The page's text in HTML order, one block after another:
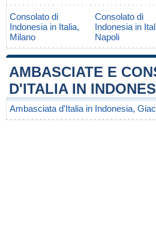
Consolato di
Indonesia in Italia,
Milano
Consolato di
Indonesia in
Napoli
AMBASCIATE E
D'ITALIA IN
Ambasciata d'Italia in Indonesia,